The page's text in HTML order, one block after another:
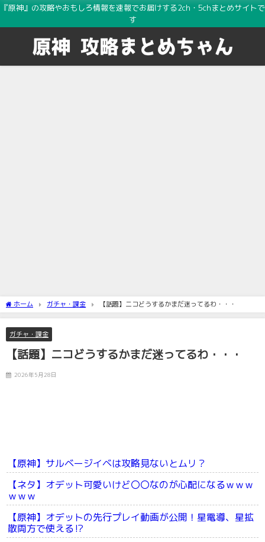
『原神』の攻略やおもしろ情報を速報でお届けする2ch・5chまとめサイトで
す
ホーム ガチャ・課金 【話題】ニコどうするかまだ迷ってるわ・・・
ガチャ・課金
【話題】ニコどうするかまだ迷ってるわ・・・
2026年5月28日
【原神】サルベージイベは攻略見ないとムリ？
【ネタ】オデット可愛いけど〇〇なのが心配になるｗｗｗ
ｗｗｗ
【原神】オデットの先行プレイ動画が公開！星電導、星拡
散両方で使える⁉